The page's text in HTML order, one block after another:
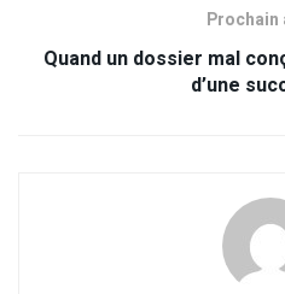
Quand un dossier mal
d’une